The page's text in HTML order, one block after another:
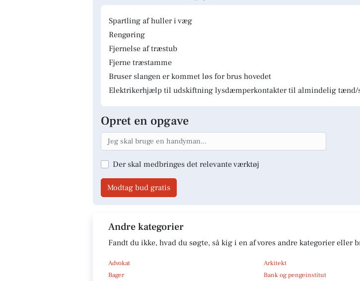
Spartling af huller i væg
Rengøring
Fjernelse af træstub
Fjerne træstamme
Bruser slangen er kommet løs for brus hovedet
Elektrikerhjælp til udskiftning lysdæmperkontakter til almindelig tænd/
Opret en opgave
Der skal medbringes det relevante værktøj
Modtag bud gratis
Andre kategorier
Fandt du ikke, hvad du søgte, så kig i en af vores andre kategorier eller
Advokat Arkitekt
Bager
Bank og pengeinstitut